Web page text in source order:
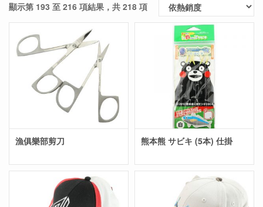
顯示第 193 至 216 項結果，共 218 項
漁俱樂部剪刀 熊本熊 サビキ (5本) 仕掛